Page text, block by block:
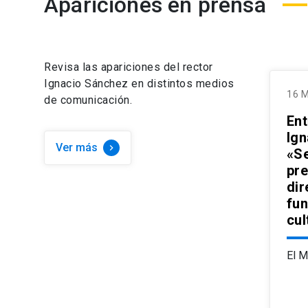
Vicerrectora de Asuntos Internacionales
Vicerrectora de Comunicaciones y Extensión
Vicerrectoría Económica
Vicerrectora Económica y de Gestión
Vicerrectora de Comunicaciones y Educación
Revisa las apariciones del rector
Ignacio Sánchez en distintos medios
de comunicación.
Ver más keyboard_arrow_right
16
El